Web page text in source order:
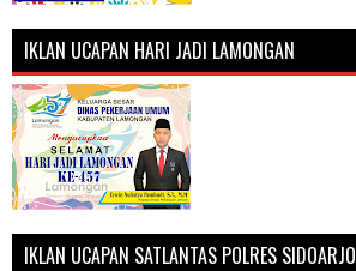
IKLAN UCAPAN HARI JADI LAMONGAN
IKLAN UCAPAN SATLANTAS POLRES SIDOARJO